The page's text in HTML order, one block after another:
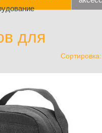
для
Сортировка: